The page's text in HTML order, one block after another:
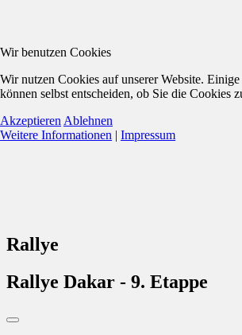
Rallye
Rallye Dakar - 9. Etappe
Wir benutzen Cookies
Wir nutzen Cookies auf unserer Website.
können selbst entscheiden, ob Sie die Cookies
Akzeptieren Ablehnen
Weitere Informationen | Impressum